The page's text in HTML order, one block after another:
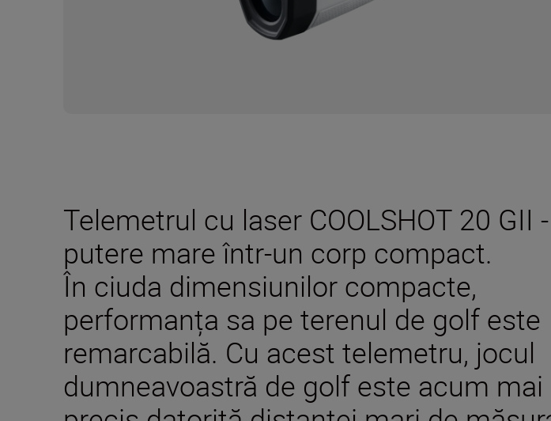
Telemetrul cu laser COOLSHOT 20 GII -
putere mare într-un corp compact.
În ciuda dimensiunilor compacte,
performanța sa pe terenul de golf este
remarcabilă. Cu acest telemetru, jocul
dumneavoastră de golf este acum mai